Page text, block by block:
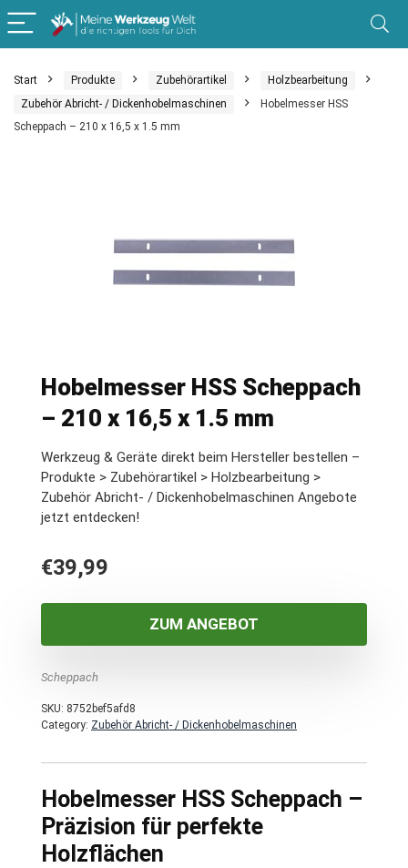
Start Produkte Zubehörartikel
Holzbearbeitung
Zubehör Abricht- / Dickenhobelmaschinen
Hobelmesser HSS
Scheppach – 210 x 16,5 x 1.5 mm
Hobelmesser HSS Scheppach
– 210 x 16,5 x 1.5 mm
Werkzeug & Geräte direkt beim Hersteller bestellen –
Produkte > Zubehörartikel > Holzbearbeitung >
Zubehör Abricht- / Dickenhobelmaschinen Angebote
jetzt entdecken!
€39,99
ZUM ANGEBOT
Scheppach
SKU: 8752bef5afd8
Category: Zubehör Abricht- / Dickenhobelmaschinen
Hobelmesser HSS Scheppach –
Präzision für perfekte
Holzflächen